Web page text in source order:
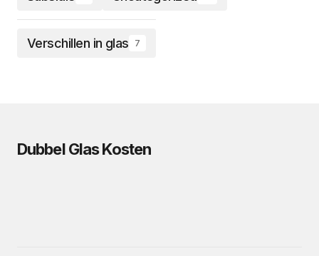
Verschillen in glas 7
Dubbel Glas Kosten